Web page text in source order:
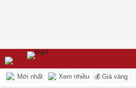
Mới nhất Xem nhiều 💰 Giá vàng